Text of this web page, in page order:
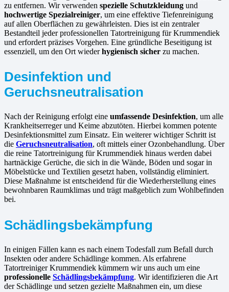
zu entfernen. Wir verwenden spezielle Schutzkleidung und
hochwertige Spezialreiniger, um eine effektive Tiefenreinigung
auf allen Oberflächen zu gewährleisten. Dies ist ein zentraler
Bestandteil jeder professionellen Tatortreinigung für Krummendiek
und erfordert präzises Vorgehen. Eine gründliche Beseitigung ist
essenziell, um den Ort wiederhygienisch sicher zu machen.
Desinfektion und
Geruchsneutralisation
Nach der Reinigung erfolgt eine umfassende Desinfektion, um alle
Krankheitserreger und Keime abzutöten. Hierbei kommen potente
Desinfektionsmittel zum Einsatz. Ein weiterer wichtiger Schritt ist
die Geruchsneutralisation, oft mittels einer Ozonbehandlung. Über
die reine Tatortreinigung für Krummendiek hinaus werden dabei
hartnäckige Gerüche, die sich in die Wände, Böden und sogar in
Möbelstücke und Textilien gesetzt haben, vollständig eliminiert.
Diese Maßnahme ist entscheidend für die Wiederherstellung eines
bewohnbaren Raumklimas und trägt maßgeblich zum Wohlbefinden
bei.
Schädlingsbekämpfung
In einigen Fällen kann es nach einem Todesfall zum Befall durch
Insekten oder andere Schädlinge kommen. Als erfahrene
Tatortreiniger Krummendiek kümmern wir uns auch um eine
professionelle Schädlingsbekämpfung. Wir identifizieren die Art
der Schädlinge und setzen gezielte Maßnahmen ein, um diese